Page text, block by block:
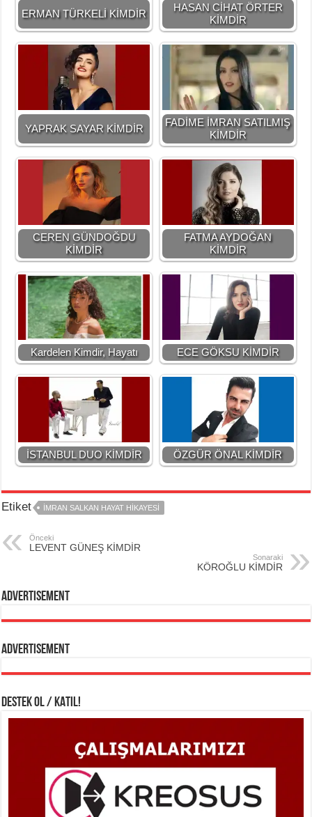
ERMAN TÜRKELİ KİMDİR
HASAN CİHAT ÖRTER
KİMDİR
YAPRAK SAYAR KİMDİR
FADİME İMRAN SATILMIŞ
KİMDİR
CEREN GÜNDOĞDU
KİMDİR
FATMA AYDOĞAN
KİMDİR
Kardelen Kimdir, Hayatı ECE GÖKSU KİMDİR
İSTANBUL DUO KİMDİR ÖZGÜR ÖNAL KİMDİR
Etiket İMRAN SALKAN HAYAT HİKAYESİ
Önceki
LEVENT GÜNEŞ KİMDİR
Sonaraki
KÖROĞLU KİMDİR
Advertisement
Advertisement
DESTEK OL / KATIL!